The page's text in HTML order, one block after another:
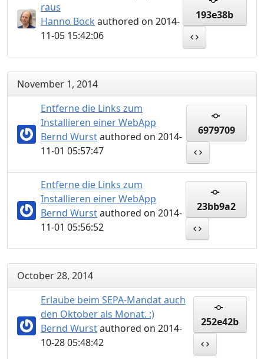
raus
Hanno Böck authored on 2014-
11-05 15:42:06
193e38b
November 1, 2014
Entferne die Links zum
Installieren einer WebApp
Bernd Wurstauthored on 2014-
11-01 05:57:47
6979709
Entferne die Links zum
Installieren einer WebApp
Bernd Wurstauthored on 2014-
11-01 05:56:52
23bb9a2
October 28, 2014
Erlaube beim SEPA-Mandat auch
den Oktober als Monat. :)
Bernd Wurstauthored on 2014-
10-28 05:48:42
252e42b